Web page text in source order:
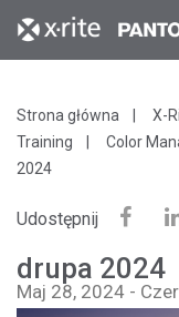
Strona główna
X-
Training
Color
2024
Udostępnij
drupa 2024
Maj 28, 2024 -